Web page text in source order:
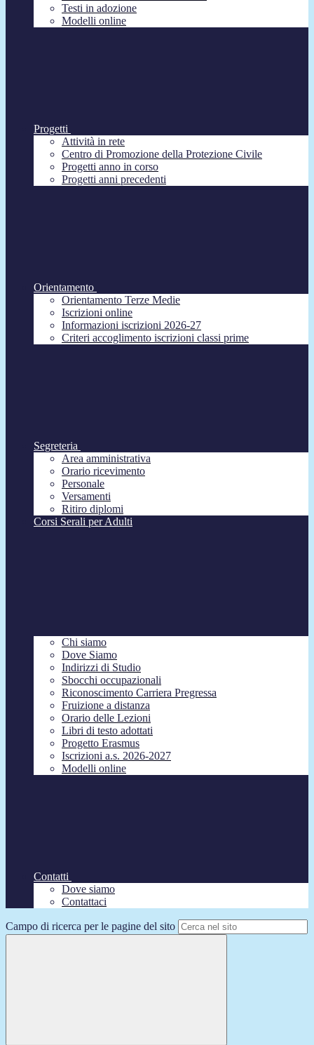
Testi in adozione
Modelli online
Progetti
Attività in rete
Centro di Promozione della Protezione Civile
Progetti anno in corso
Progetti anni precedenti
Orientamento
Orientamento Terze Medie
Iscrizioni online
Informazioni iscrizioni 2026-27
Criteri accoglimento iscrizioni classi prime
Segreteria
Area amministrativa
Orario ricevimento
Personale
Versamenti
Ritiro diplomi
Corsi Serali per Adulti
Chi siamo
Dove Siamo
Indirizzi di Studio
Sbocchi occupazionali
Riconoscimento Carriera Pregressa
Fruizione a distanza
Orario delle Lezioni
Libri di testo adottati
Progetto Erasmus
Iscrizioni a.s. 2026-2027
Modelli online
Contatti
Dove siamo
Contattaci
Campo di ricerca per le pagine del sito